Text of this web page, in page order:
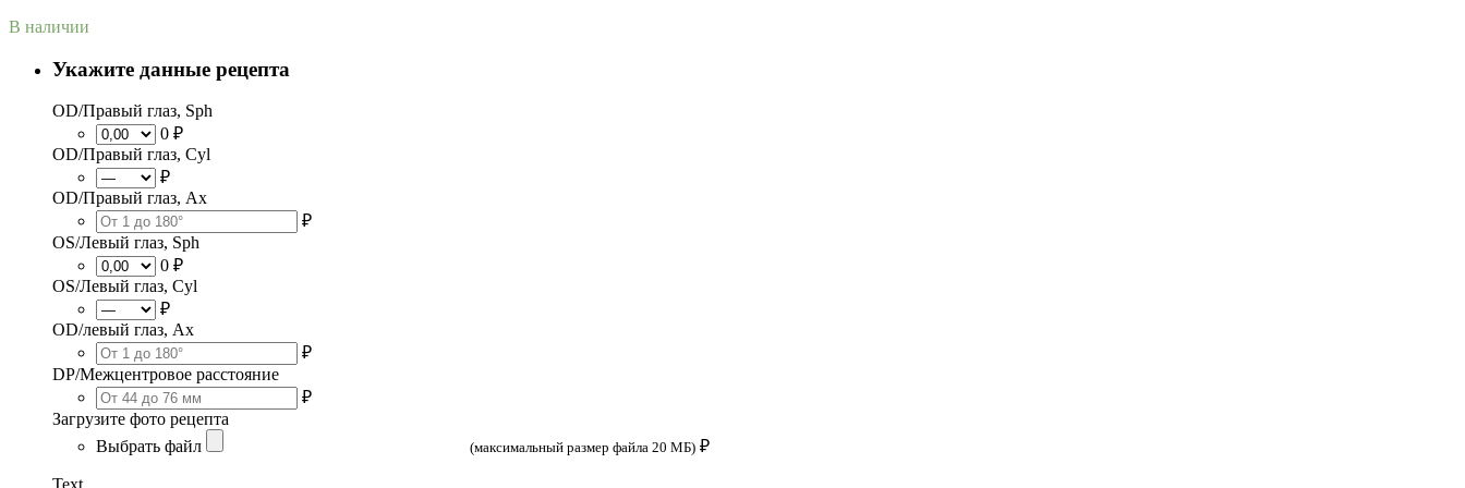
В наличии
Укажите данные рецепта
OD/Правый глаз, Sph
0 ₽
OD/Правый глаз, Cyl
₽
OD/Правый глаз, Ax
₽
OS/Левый глаз, Sph
0 ₽
OS/Левый глаз, Cyl
₽
OD/левый глаз, Ax
₽
DP/Межцентровое расстояние
₽
Загрузите фото рецепта
Выбрать файл
(максимальный размер файла 20 МБ) ₽